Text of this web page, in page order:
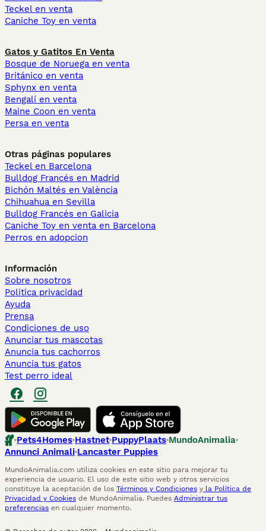
Teckel en venta
Caniche Toy en venta
Gatos y Gatitos En Venta
Bosque de Noruega en venta
Británico en venta
Sphynx en venta
Bengalí en venta
Maine Coon en venta
Persa en venta
Otras páginas populares
Teckel en Barcelona
Bulldog Francés en Madrid
Bichón Maltés en València
Chihuahua en Sevilla
Bulldog Francés en Galicia
Caniche Toy en venta en Barcelona
Perros en adopcion
Información
Sobre nosotros
Politica privacidad
Ayuda
Prensa
Condiciones de uso
Anunciar tus mascotas
Anuncia tus cachorros
Anuncia tus gatos
Test perro ideal
Pets4Homes Hastnet PuppyPlaats MundoAnimalia
Annunci Animali Lancaster Puppies
MundoAnimalia.com utiliza cookies en este sitio para mejorar tu
experiencia de usuario. El uso de este sitio web y otros servicios
constituye la aceptación de los Términos y Condiciones y la Política de
Privacidad y Cookies de MundoAnimalia. Puedes Administrar tus
preferencias en cualquier momento.